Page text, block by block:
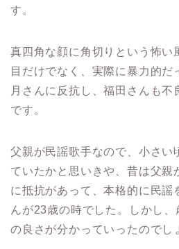
す。
真四角な顔に角切りという怖い
目だけでなく、実際に暴力的だ
月さんに反抗し、福田さんも不
です。
父親が民謡歌手なので、小さい
ていたかと思いきや、昔は父親
に抵抗があって、本格的に民謡
んが23歳の時でした。しかし
の良さが分かっていったのでし